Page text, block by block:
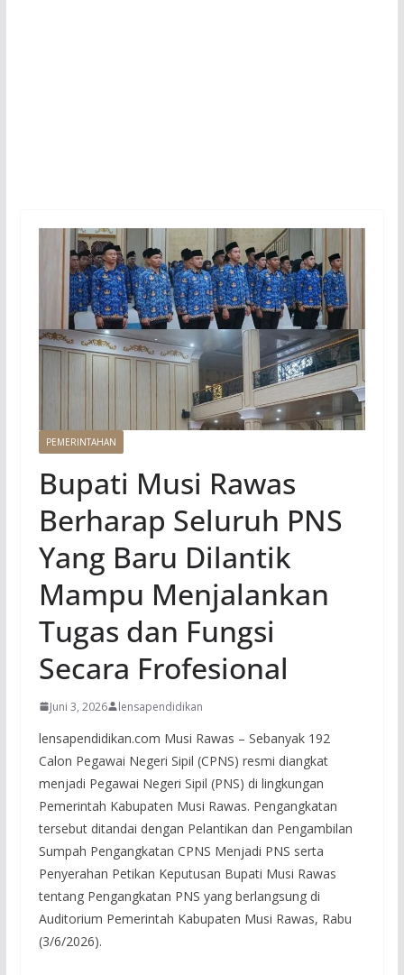
PEMERINTAHAN
Bupati Musi Rawas
Berharap Seluruh PNS
Yang Baru Dilantik
Mampu Menjalankan
Tugas dan Fungsi
Secara Frofesional
Juni 3, 2026 lensapendidikan
lensapendidikan.com Musi Rawas – Sebanyak 192
Calon Pegawai Negeri Sipil (CPNS) resmi diangkat
menjadi Pegawai Negeri Sipil (PNS) di lingkungan
Pemerintah Kabupaten Musi Rawas. Pengangkatan
tersebut ditandai dengan Pelantikan dan Pengambilan
Sumpah Pengangkatan CPNS Menjadi PNS serta
Penyerahan Petikan Keputusan Bupati Musi Rawas
tentang Pengangkatan PNS yang berlangsung di
Auditorium Pemerintah Kabupaten Musi Rawas, Rabu
(3/6/2026).